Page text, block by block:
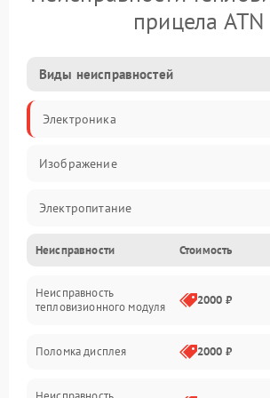
прицела ATN
Виды неисправностей
Электроника
Изображение
Электропитание
Измерения
Матрица
Неисправности Стоимость
Неисправность
тепловизионного модуля
2000 ₽
Поломка дисплея 2000 ₽